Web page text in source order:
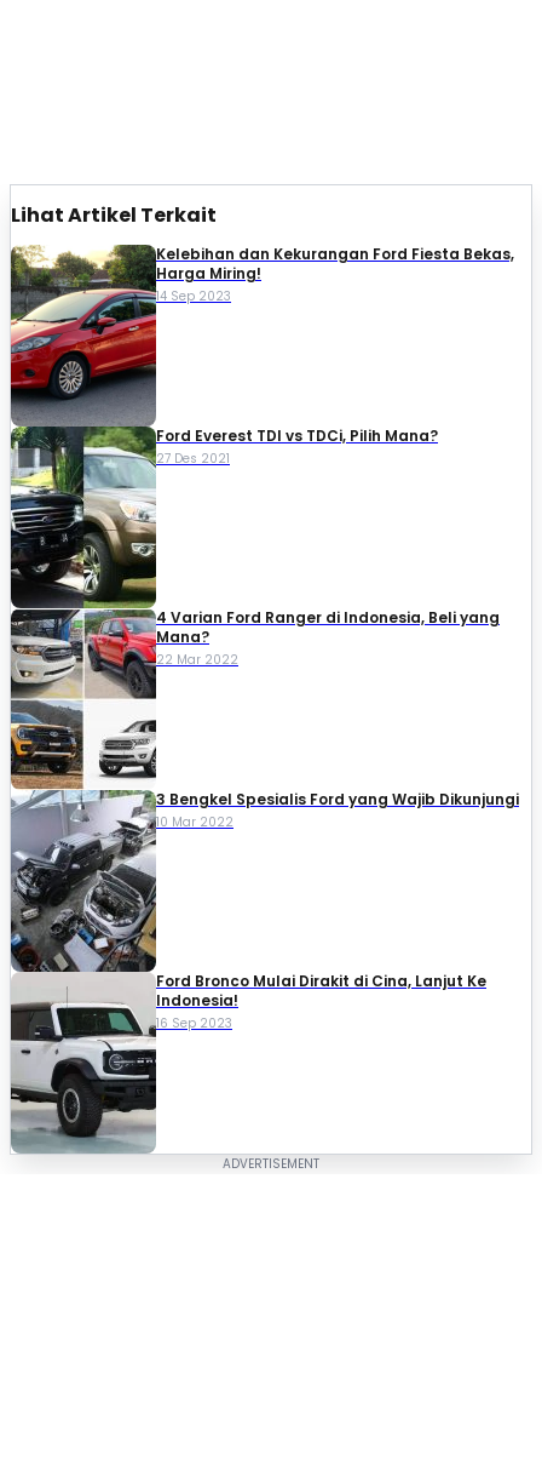
Lihat Artikel Terkait
Kelebihan dan Kekurangan Ford Fiesta Bekas,
Harga Miring!
14 Sep 2023
Ford Everest TDI vs TDCi, Pilih Mana?
27 Des 2021
4 Varian Ford Ranger di Indonesia, Beli yang
Mana?
22 Mar 2022
3 Bengkel Spesialis Ford yang Wajib Dikunjungi
10 Mar 2022
Ford Bronco Mulai Dirakit di Cina, Lanjut Ke
Indonesia!
16 Sep 2023